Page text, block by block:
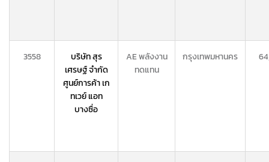
3558
บริษัท สุร
เศรษฐ์ จำกัด
ศูนย์การค้า เก
ทเวย์ แอท
บางซื่อ
AE พลังงาน
ทดแทน
กรุงเทพมหานคร